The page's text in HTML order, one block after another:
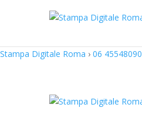
Stampa Digitale Roma › 06 45548090